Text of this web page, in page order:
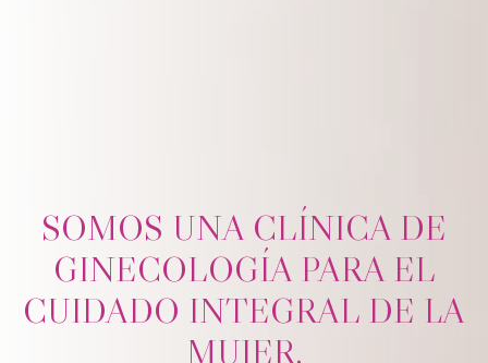
SOMOS UNA CLÍNICA DE
GINECOLOGÍA PARA EL
CUIDADO INTEGRAL DE LA
MUJER.